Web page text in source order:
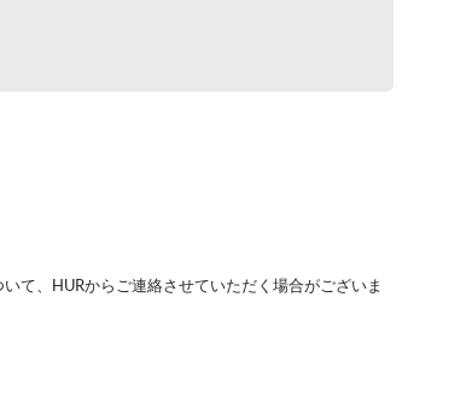
て、HURからご連絡させていただく場合がございま